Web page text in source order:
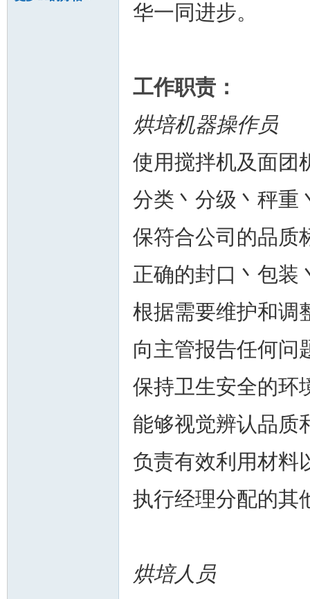
华一同进步。
工作职责：
烘培机器操作员
使用搅拌机及面团
分类丶分级丶秤重
保符合公司的品质
正确的封口丶包装
根据需要维护和调
向主管报告任何问
保持卫生安全的环
能够视觉辨认品质
负责有效利用材料
执行经理分配的其
烘培人员